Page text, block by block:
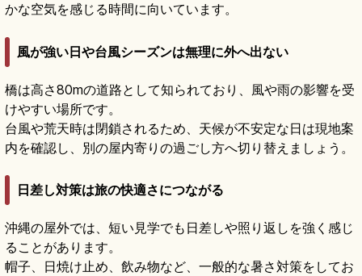
かな空気を感じる時間に向いています。
風が強い日や台風シーズンは無理に外へ出ない
橋は高さ80mの道路として知られており、風や雨の影響を受
けやすい場所です。
台風や荒天時は閉鎖されるため、天候が不安定な日は現地案
内を確認し、別の屋内寄りの過ごし方へ切り替えましょう。
日差し対策は旅の快適さにつながる
沖縄の屋外では、短い見学でも日差しや照り返しを強く感じ
ることがあります。
帽子、日焼け止め、飲み物など、一般的な暑さ対策をしてお